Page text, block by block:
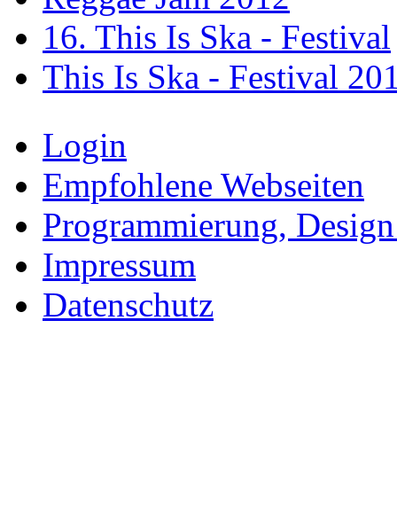
16. This Is Ska - Festival
This Is Ska - Festival
Login
Empfohlene Webseiten
Programmierung,
Impressum
Datenschutz